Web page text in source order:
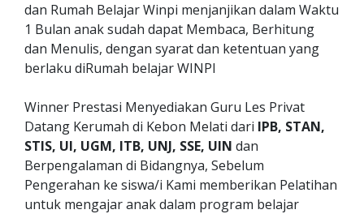
dan Rumah Belajar Winpi menjanjikan dalam Waktu
1 Bulan anak sudah dapat Membaca, Berhitung
dan Menulis, dengan syarat dan ketentuan yang
berlaku diRumah belajar WINPI
Winner Prestasi Menyediakan Guru Les Privat
Datang Kerumah di Kebon Melati dari IPB, STAN,
STIS, UI, UGM, ITB, UNJ, SSE, UIN dan
Berpengalaman di Bidangnya, Sebelum
Pengerahan ke siswa/i Kami memberikan Pelatihan
untuk mengajar anak dalam program belajar